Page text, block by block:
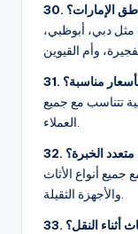
الإمارات؟
دبي، أبوظبي،
مناسبة؟
تتناسب مع جميع
العملاء.
الخبرة؟
أنواع الأثاث
والأجهزة الثقيلة.
أثناء النقل؟